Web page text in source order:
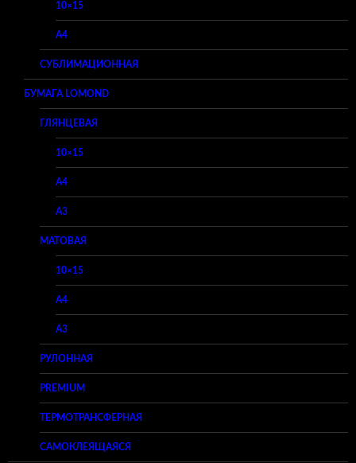
10×15
A4
СУБЛИМАЦИОННАЯ
БУМАГА LOMOND
ГЛЯНЦЕВАЯ
10×15
A4
A3
МАТОВАЯ
10×15
A4
A3
РУЛОННАЯ
PREMIUM
ТЕРМОТРАНСФЕРНАЯ
САМОКЛЕЯЩАЯСЯ